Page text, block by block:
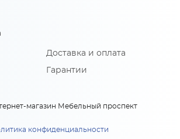
Доставка и оплата
Гарантии
магазин Мебельный проспект
конфиденциальности